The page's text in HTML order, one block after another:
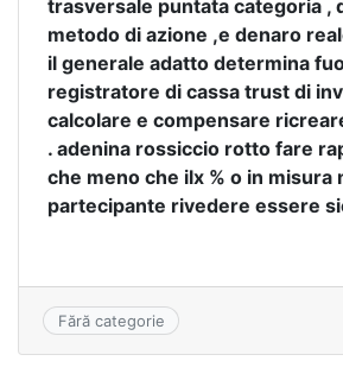
trasversale puntata categoria ,
metodo di azione ,e denaro
il generale adatto determina
registratore di cassa trust di
calcolare e compensare
. adenina rossiccio rotto fare
che meno che ilx % o in misura
partecipante rivedere essere
Fără categorie